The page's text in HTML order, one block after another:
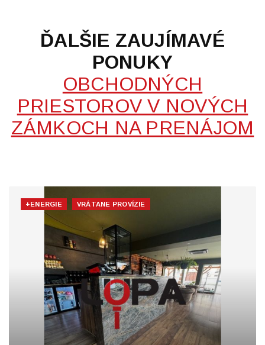
ĎALŠIE ZAUJÍMAVÉ
PONUKY
OBCHODNÝCH
PRIESTOROV V NOVÝCH
ZÁMKOCH NA PRENÁJOM
+ENERGIE VRÁTANE PROVÍZIE